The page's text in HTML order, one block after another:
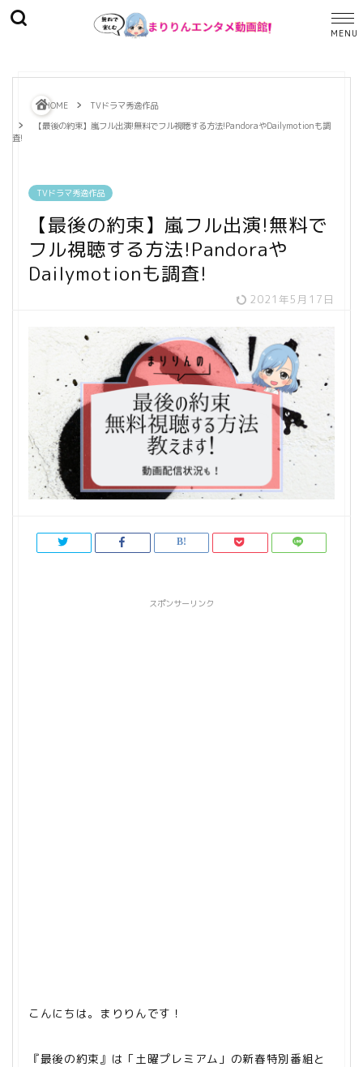
HOME
TVドラマ秀逸作品
【最後の約束】嵐フル出演!無料でフル視聴する方法!PandoraやDailymotionも調
査!
TVドラマ秀逸作品
【最後の約束】嵐フル出演!無料で
フル視聴する方法!Pandoraや
Dailymotionも調査!
2021年5月17日
スポンサーリンク
こんにちは。まりりんです！
『最後の約束』は「土曜プレミアム」の新春特別番組と